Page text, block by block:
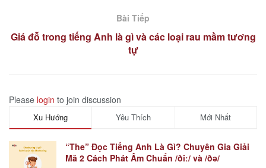
Bài Tiếp
Giá đỗ trong tiếng Anh là gì và các loại rau mầm tương
tự
Please login to join discussion
Xu Hướng Yêu Thích Mới Nhất
“The” Đọc Tiếng Anh Là Gì? Chuyên Gia Giải
Mã 2 Cách Phát Âm Chuẩn /ðiː/ và /ðə/